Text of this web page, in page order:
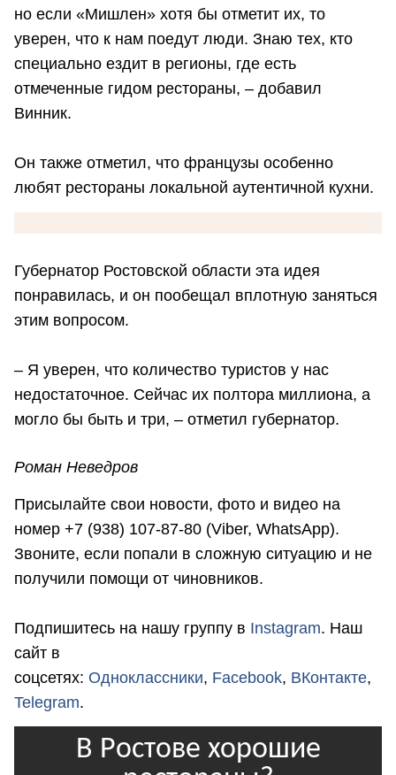
но если «Мишлен» хотя бы отметит их, то
уверен, что к нам поедут люди. Знаю тех, кто
специально ездит в регионы, где есть
отмеченные гидом рестораны, – добавил
Винник.
Он также отметил, что французы особенно
любят рестораны локальной аутентичной кухни.
Губернатор Ростовской области эта идея
понравилась, и он пообещал вплотную заняться
этим вопросом.
– Я уверен, что количество туристов у нас
недостаточное. Сейчас их полтора миллиона, а
могло бы быть и три, – отметил губернатор.
Роман Неведров
Присылайте свои новости, фото и видео на
номер +7 (938) 107-87-80 (Viber, WhatsApp).
Звоните, если попали в сложную ситуацию и не
получили помощи от чиновников.
Подпишитесь на нашу группу в Instagram. Наш
сайт в
соцсетях: Одноклассники, Facebook, ВКонтакте,
Telegram.